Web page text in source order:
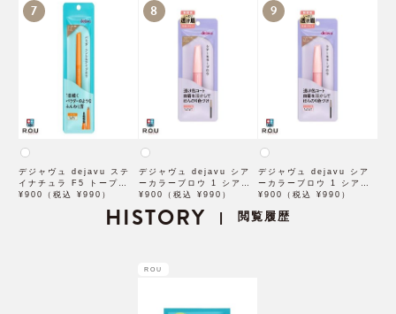
7
デジャヴュ dejavu ステ
イナチュラ F5 トープベー
ジュ【アイブロウ】【イミ
¥900（税込 ¥990）
8
デジャヴュ dejavu シア
ーカラーブロウ 1 シアー
ベージュ【アイブロウ】
¥900（税込 ¥990）
9
デジャヴュ dejavu シア
ーカラーブロウ 1 シアー
ブロンズ【アイブロウ】
¥900（税込 ¥990）
HISTORY | 閲覧履歴
ROU